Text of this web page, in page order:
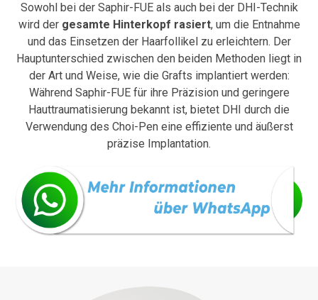
Sowohl bei der Saphir-FUE als auch bei der DHI-Technik
wird der gesamte Hinterkopf rasiert, um die Entnahme
und das Einsetzen der Haarfollikel zu erleichtern. Der
Hauptunterschied zwischen den beiden Methoden liegt in
der Art und Weise, wie die Grafts implantiert werden:
Während Saphir-FUE für ihre Präzision und geringere
Hauttraumatisierung bekannt ist, bietet DHI durch die
Verwendung des Choi-Pen eine effiziente und äußerst
präzise Implantation.